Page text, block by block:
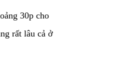
30p cho
rất lâu cả ở